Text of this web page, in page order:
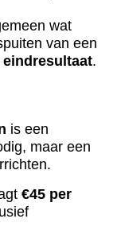
wat
van een
eindresultaat.
is een
maar een
€45 per